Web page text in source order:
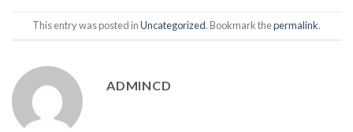
This entry was posted inUncategorized. Bookmark thepermalink.
ADMINCD